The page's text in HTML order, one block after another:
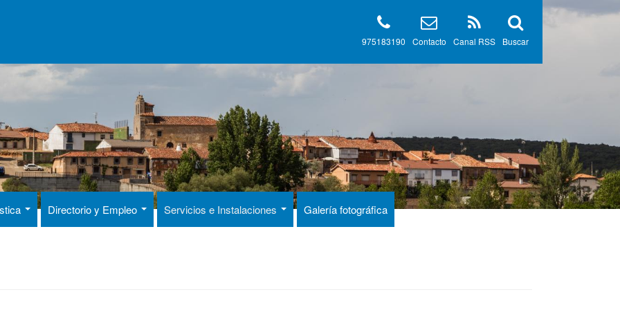
Buscar
Canal RSS
Contacto
975183190
Directorio y Empleo Servicios e Instalaciones Galería fotográfica